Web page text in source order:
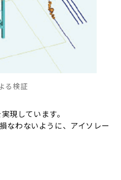
る検証
現しています。
なわないように、アイソレー